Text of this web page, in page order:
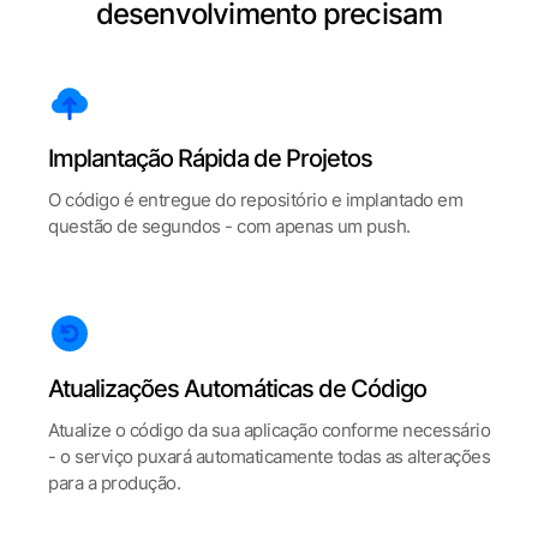
desenvolvimento precisam
Implantação Rápida de Projetos
O código é entregue do repositório e implantado em
questão de segundos - com apenas um push.
Atualizações Automáticas de Código
Atualize o código da sua aplicação conforme necessário
- o serviço puxará automaticamente todas as alterações
para a produção.